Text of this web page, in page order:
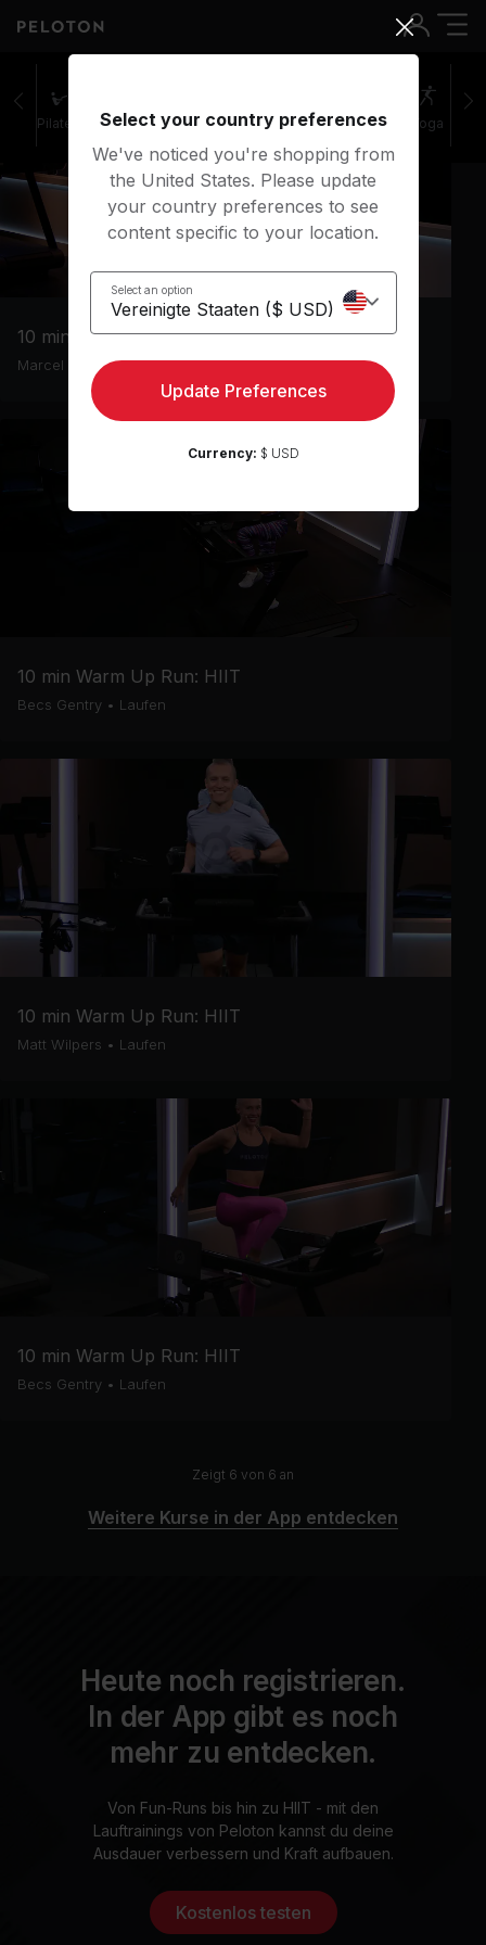
Pilates Cycling Laufen Rudern Yoga
Matt Wilpers•
10 min Warm Up Run: HIIT
Marcel Dinkins•Laufen
10 min Warm Up Run: HIIT
Becs Gentry • Laufen
10 min Warm Up Run: HIIT
Matt Wilpers • Laufen
10 min Warm Up Run: HIIT
Becs Gentry • Laufen
Zeigt 6 von 6 an
Weitere Kurse in der App entdecken
Heute noch registrieren.
In der App gibt es noch
mehr zu entdecken.
Von Fun-Runs bis hin zu HIIT - mit den
Lauftrainings von Peloton kannst du deine
Ausdauer verbessern und Kraft aufbauen.
Kostenlos testen
Select your country preferences
We've noticed you're shopping from
the United States. Please update
your country preferences to see
content specific to your location.
Select an option
Update Preferences
Currency: $ USD